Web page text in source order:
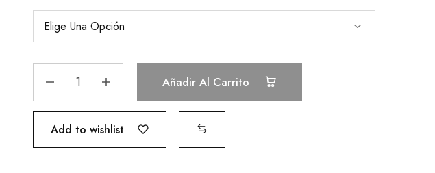
Añadir Al Carrito
Add to wishlist